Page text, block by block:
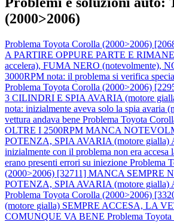
(2000>2006)
Problema Toyota Corolla (2000>2006)
A PARTIRE OPPURE PARTE E
accelera), FUMA NERO (notevolmente),
3000RPM nota: il problema si verifica
Problema Toyota Corolla (2000>2006)
3 CILINDRI E SPIA AVARIA (motore
nota: inizialmente aveva solo la spia avaria
vettura andava bene Problema Toyota
OLTRE I 2500RPM MANCA
POTENZA, SPIA AVARIA (motore gialla)
inizialmente con il problema non era accesa
erano presenti errori su iniezione Problema
(2000>2006) [32711] MANCA SEMPRE
POTENZA, SPIA AVARIA (motore gialla)
Problema Toyota Corolla (2000>2006)
(motore gialla) SEMPRE ACCESA, LA
COMUNQUE VA BENE Problema